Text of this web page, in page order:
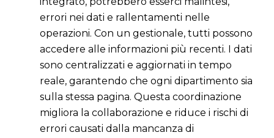
errori nei dati e rallentamenti nelle
operazioni. Con un gestionale, tutti possono
accedere alle informazioni più recenti. I dati
sono centralizzati e aggiornati in tempo
reale, garantendo che ogni dipartimento sia
sulla stessa pagina. Questa coordinazione
migliora la collaborazione e riduce i rischi di
errori causati dalla mancanza di